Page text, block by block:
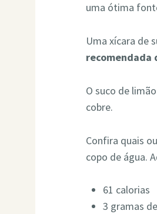
uma ótima
Uma xícara de
recomendada
O suco de
cobre.
Confira quais
copo de água.
61 calorias
3 gramas